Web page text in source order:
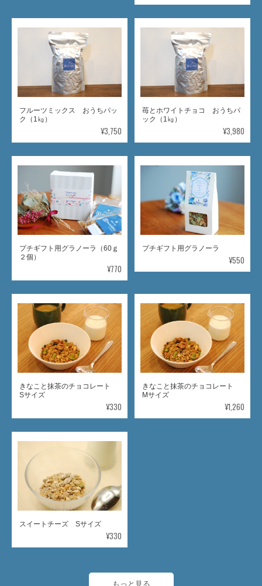
フルーツミックス おうちパッ
ク（1㎏）
¥3,750
苺とホワイトチョコ おうちパ
ック（1㎏）
¥3,980
プチギフト用グラノーラ（60ｇ
２個）
¥770
プチギフト用グラノーラ
¥550
きなこと抹茶のチョコレート
Sサイズ
¥330
きなこと抹茶のチョコレート
Mサイズ
¥1,260
スイートチーズ Sサイズ
¥330
もっと見る